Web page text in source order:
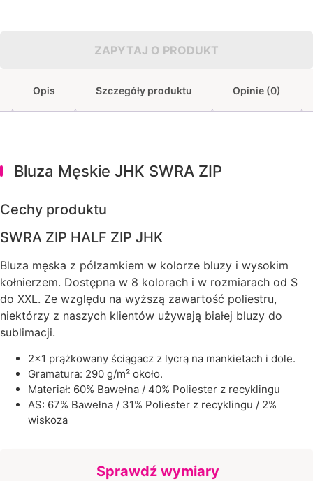
ZAPYTAJ O PRODUKT
Opis Szczegóły produktu Opinie (0)
Bluza Męskie JHK SWRA ZIP
Cechy produktu
SWRA ZIP HALF ZIP JHK
Bluza męska z półzamkiem w kolorze bluzy i wysokim
kołnierzem. Dostępna w 8 kolorach i w rozmiarach od S
do XXL. Ze względu na wyższą zawartość poliestru,
niektórzy z naszych klientów używają białej bluzy do
sublimacji.
2×1 prążkowany ściągacz z lycrą na mankietach i dole.
Gramatura: 290 g/m² około.
Materiał: 60% Bawełna / 40% Poliester z recyklingu
AS: 67% Bawełna / 31% Poliester z recyklingu / 2%
wiskoza
Sprawdź wymiary